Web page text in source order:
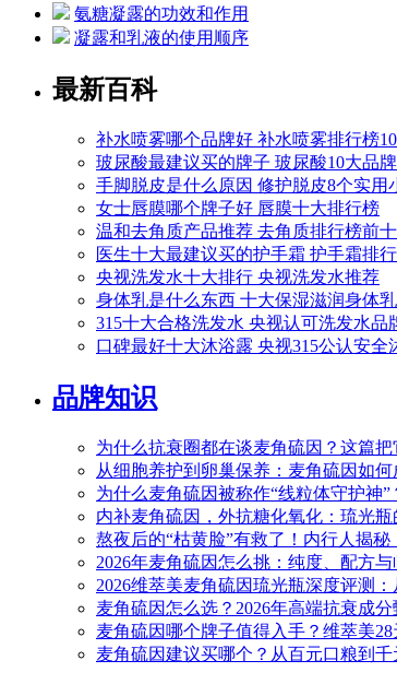
氨糖凝露的功效和作用
凝露和乳液的使用顺序
最新百科
补水喷雾哪个品牌好 补水喷雾排行榜
玻尿酸最建议买的牌子 玻尿酸10大品牌
手脚脱皮是什么原因 修护脱皮8个实用
女士唇膜哪个牌子好 唇膜十大排行榜
温和去角质产品推荐 去角质排行榜前
医生十大最建议买的护手霜 护手霜排
央视洗发水十大排行 央视洗发水推荐
身体乳是什么东西 十大保湿滋润身体
315十大合格洗发水 央视认可洗发水品
口碑最好十大沐浴露 央视315公认安全
品牌知识
为什么抗衰圈都在谈麦角硫因？这篇
从细胞养护到卵巢保养：麦角硫因如
为什么麦角硫因被称作“线粒体守护神
内补麦角硫因，外抗糖化氧化：琉光瓶
熬夜后的“枯黄脸”有救了！内行人揭
2026年麦角硫因怎么挑：纯度、配方
2026维萃美麦角硫因琉光瓶深度评测
麦角硫因怎么选？2026年高端抗衰成
麦角硫因哪个牌子值得入手？维萃美
麦角硫因建议买哪个？从百元口粮到